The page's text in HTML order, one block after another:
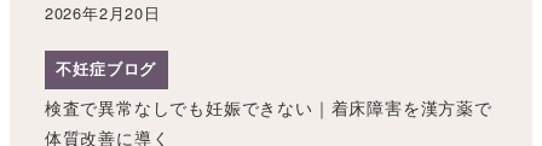
2026年2月20日
不妊症ブログ
検査で異常なしでも妊娠できない｜着床障害を漢方薬で
体質改善に導く